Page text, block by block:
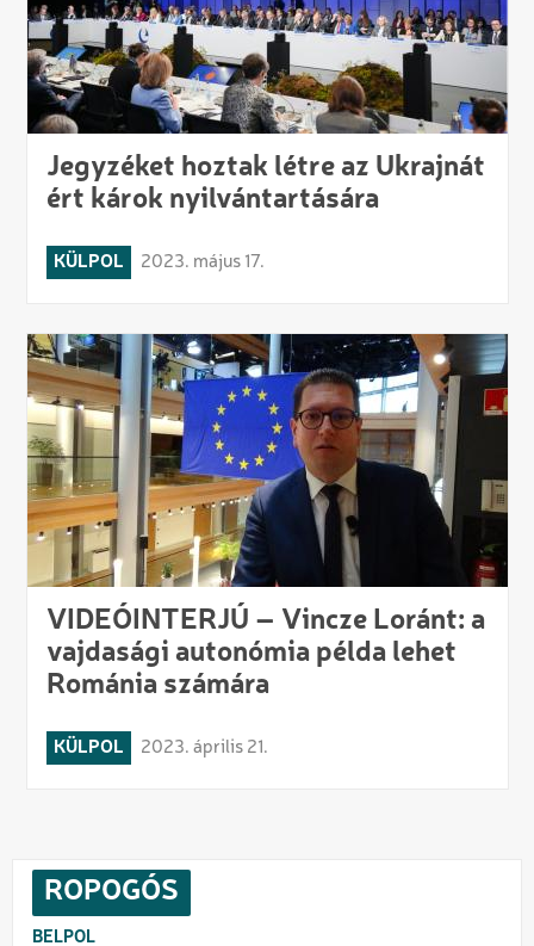
Jegyzéket hoztak létre az Ukrajnát
ért károk nyilvántartására
KÜLPOL 2023. május 17.
VIDEÓINTERJÚ – Vincze Loránt: a
vajdasági autonómia példa lehet
Románia számára
KÜLPOL 2023. április 21.
ROPOGÓS
BELPOL